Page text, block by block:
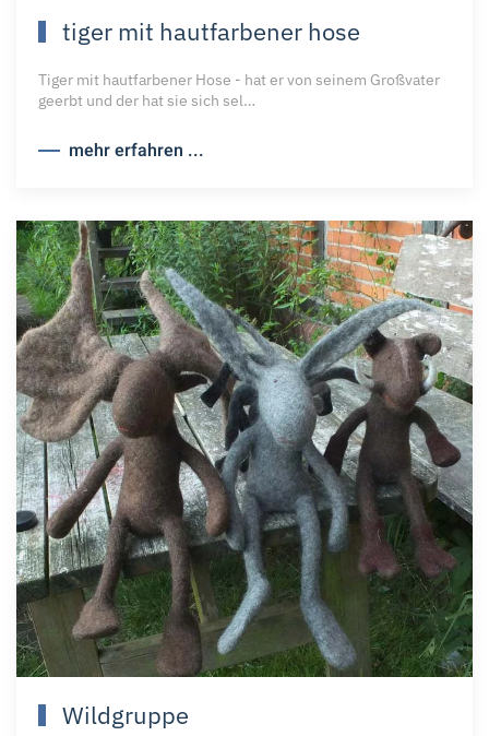
tiger mit hautfarbener hose
Tiger mit hautfarbener Hose - hat er von seinem Großvater
geerbt und der hat sie sich sel…
mehr erfahren ...
Wildgruppe